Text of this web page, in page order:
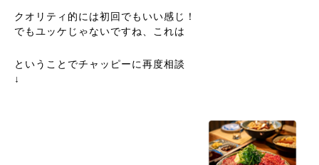
クオリティ的には初回でもいい感じ！
でもユッケじゃないですね、これは
ということでチャッピーに再度相談
↓